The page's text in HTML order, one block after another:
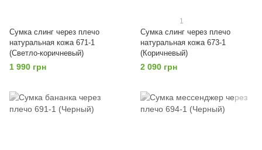
Сумка слинг через плечо
натуральная кожа 671-1
(Светло-коричневый)
1 990 грн
1
Сумка слинг через плечо
натуральная кожа 673-1
(Коричневый)
2 090 грн